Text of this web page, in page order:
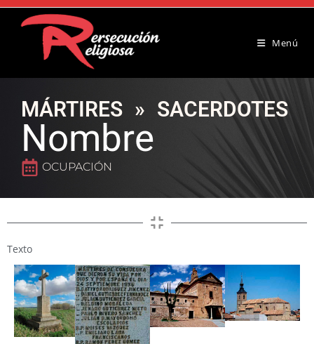
Menú
MÁRTIRES » SACERDOTES
Nombre
OCUPACIÓN
Texto